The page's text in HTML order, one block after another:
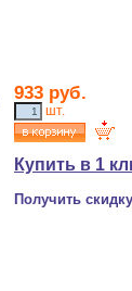
933 руб.
шт.
Купить в 1
Получить скидку